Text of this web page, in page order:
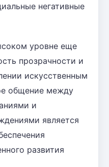
негативные
уровне еще
прозрачности и
искусственным
общение между
и
является
развития